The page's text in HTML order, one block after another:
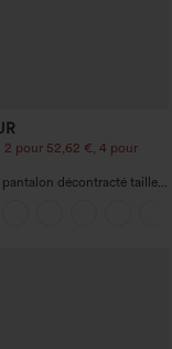
2 pour 52,62 €, 4 pour
pantalon décontracté taille
en forme de tonneau